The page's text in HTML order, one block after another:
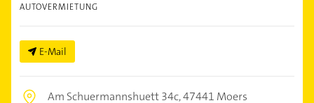
AUTOVERMIETUNG
E-Mail
Am Schuermannshuett 34c,47441 Moers